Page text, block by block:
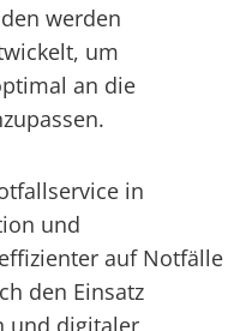
werden
um
an die
in
und
auf Notfälle
den Einsatz
und digitaler